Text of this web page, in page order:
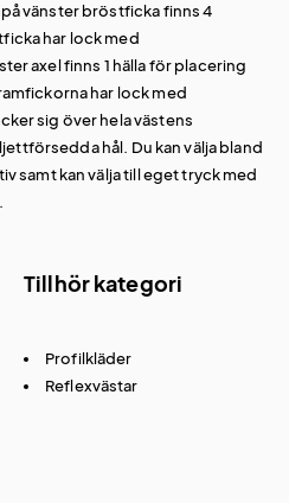
vänster bröstficka finns 4
har lock med
axel finns 1 hälla för placering
har lock med
sig över hela västens
hål. Du kan välja bland
samt kan välja till eget tryck med
Tillhör kategori
Profilkläder
Reflexvästar